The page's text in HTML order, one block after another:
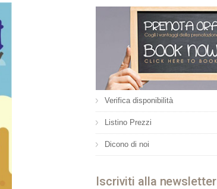
Verifica disponibilità
Listino Prezzi
Dicono di noi
Iscriviti alla newsletter